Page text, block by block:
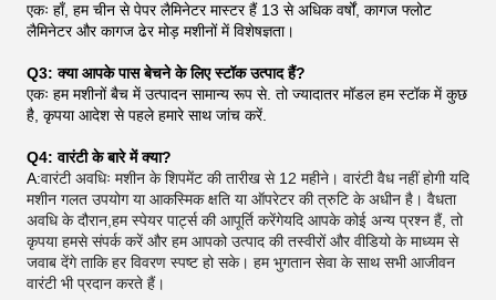
एकः हाँ, हम चीन से पेपर लैमिनेटर मास्टर हैं 13 से अधिक वर्षों, कागज फ्लोट
लैमिनेटर और कागज ढेर मोड़ मशीनों में विशेषज्ञता।
Q3: क्या आपके पास बेचने के लिए स्टॉक उत्पाद हैं?
एकः हम मशीनों बैच में उत्पादन सामान्य रूप से. तो ज्यादातर मॉडल हम स्टॉक में कुछ
है, कृपया आदेश से पहले हमारे साथ जांच करें.
Q4: वारंटी के बारे में क्या?
A:वारंटी अवधिः मशीन के शिपमेंट की तारीख से 12 महीने। वारंटी वैध नहीं होगी यदि
मशीन गलत उपयोग या आकस्मिक क्षति या ऑपरेटर की त्रुटि के अधीन है। वैधता
अवधि के दौरान,हम स्पेयर पार्ट्स की आपूर्ति करेंगेयदि आपके कोई अन्य प्रश्न हैं, तो
कृपया हमसे संपर्क करें और हम आपको उत्पाद की तस्वीरों और वीडियो के माध्यम से
जवाब देंगे ताकि हर विवरण स्पष्ट हो सके। हम भुगतान सेवा के साथ सभी आजीवन
वारंटी भी प्रदान करते हैं।